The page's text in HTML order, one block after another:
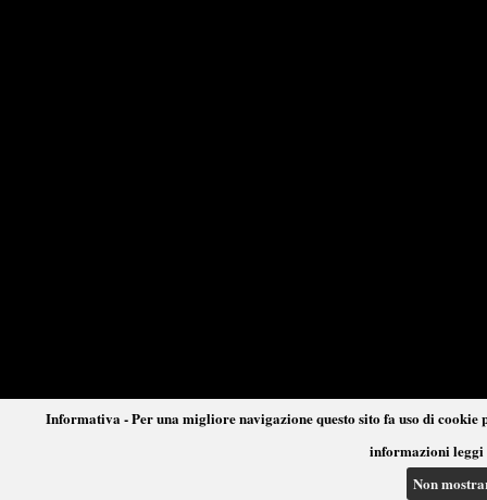
Informativa - Per una migliore navigazione questo sito fa uso di
informazioni leggi
Non